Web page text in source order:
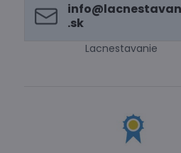
.sk
Lacnestavanie